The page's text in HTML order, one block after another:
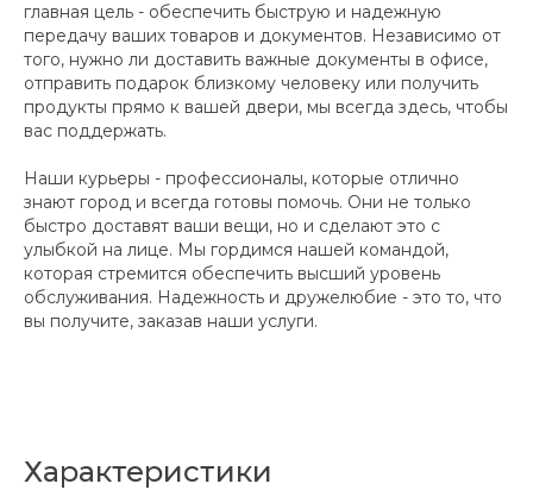
главная цель - обеспечить быструю и надежную
передачу ваших товаров и документов. Независимо от
того, нужно ли доставить важные документы в офисе,
отправить подарок близкому человеку или получить
продукты прямо к вашей двери, мы всегда здесь, чтобы
вас поддержать.
Наши курьеры - профессионалы, которые отлично
знают город и всегда готовы помочь. Они не только
быстро доставят ваши вещи, но и сделают это с
улыбкой на лице. Мы гордимся нашей командой,
которая стремится обеспечить высший уровень
обслуживания. Надежность и дружелюбие - это то, что
вы получите, заказав наши услуги.
Характеристики